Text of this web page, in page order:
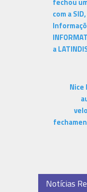
fechou
com a
a
Nice
Notícias